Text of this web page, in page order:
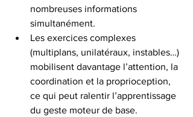
nombreuses informations
simultanément.
Les exercices complexes
(multiplans, unilatéraux, instables…)
mobilisent davantage l’attention, la
coordination et la proprioception,
ce qui peut ralentir l’apprentissage
du geste moteur de base.